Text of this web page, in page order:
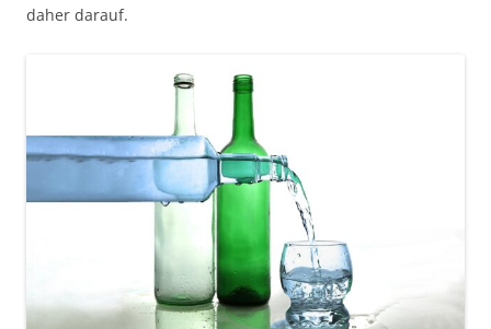
daher darauf.